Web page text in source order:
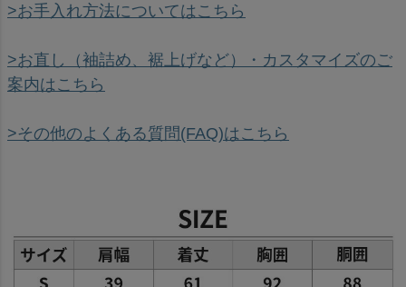
>お手入れ方法についてはこちら
>お直し（袖詰め、裾上げなど）・カスタマイズのご
案内はこちら
>その他のよくある質問(FAQ)はこちら